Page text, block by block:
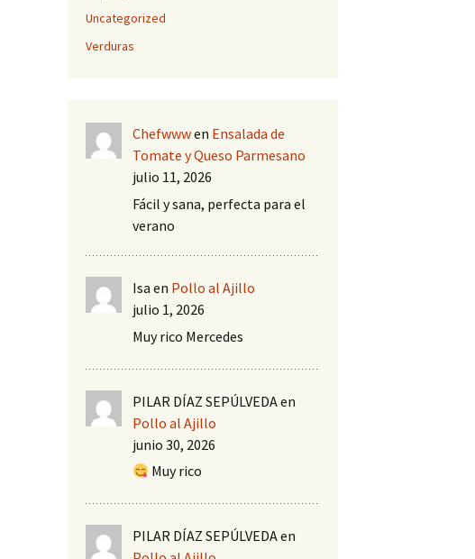
Uncategorized
Verduras
Chefwwwen Ensalada de
Tomate y Queso Parmesano
julio 11, 2026
Fácil y sana, perfecta para el
verano
Isa en Pollo al Ajillo
julio 1, 2026
Muy rico Mercedes
PILAR DÍAZ SEPÚLVEDAen
Pollo al Ajillo
junio 30, 2026
Muy rico
PILAR DÍAZ SEPÚLVEDAen